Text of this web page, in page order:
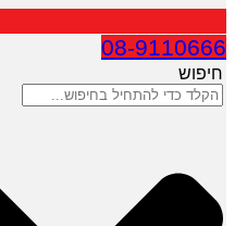
08-9110666
חיפוש